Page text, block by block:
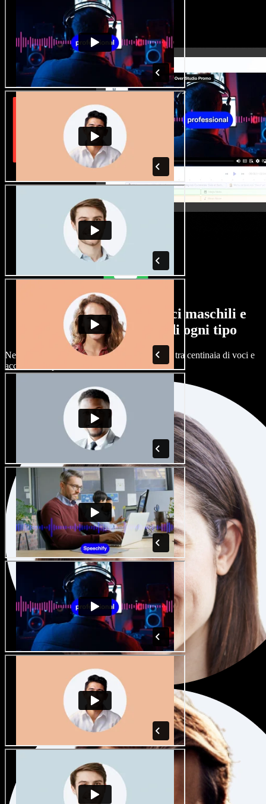
Un'ampia selezione di voci maschili e
femminili, con accenti di ogni tipo
Nessun progetto deve suonare uguale. Scegli tra centinaia di voci e
accenti AI e personalizzali.